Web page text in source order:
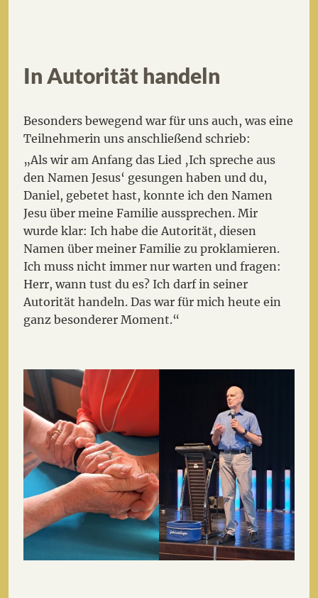
In Autorität handeln
Besonders bewegend war für uns auch, was eine
Teilnehmerin uns anschließend schrieb:
„Als wir am Anfang das Lied ‚Ich spreche aus
den Namen Jesus‘ gesungen haben und du,
Daniel, gebetet hast, konnte ich den Namen
Jesu über meine Familie aussprechen. Mir
wurde klar: Ich habe die Autorität, diesen
Namen über meiner Familie zu proklamieren.
Ich muss nicht immer nur warten und fragen:
Herr, wann tust du es? Ich darf in seiner
Autorität handeln. Das war für mich heute ein
ganz besonderer Moment.“